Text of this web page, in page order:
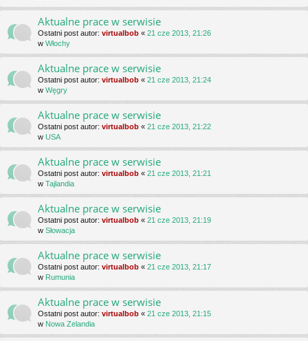
Aktualne prace w serwisie
Ostatni post autor: virtualbob « 21 cze 2013, 21:26
w Włochy
Aktualne prace w serwisie
Ostatni post autor: virtualbob « 21 cze 2013, 21:24
w Węgry
Aktualne prace w serwisie
Ostatni post autor: virtualbob « 21 cze 2013, 21:22
w USA
Aktualne prace w serwisie
Ostatni post autor: virtualbob « 21 cze 2013, 21:21
w Tajlandia
Aktualne prace w serwisie
Ostatni post autor: virtualbob « 21 cze 2013, 21:19
w Słowacja
Aktualne prace w serwisie
Ostatni post autor: virtualbob « 21 cze 2013, 21:17
w Rumunia
Aktualne prace w serwisie
Ostatni post autor: virtualbob « 21 cze 2013, 21:15
w Nowa Zelandia